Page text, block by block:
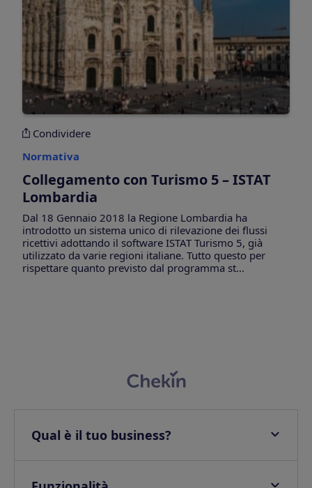
Condividere
Normativa
Collegamento con Turismo 5 – ISTAT
Lombardia
Dal 18 Gennaio 2018 la Regione Lombardia ha
introdotto un sistema unico di rilevazione dei flussi
ricettivi adottando il software ISTAT Turismo 5, già
utilizzato da varie regioni italiane. Tutto questo per
rispettare quanto previsto dal programma st...
Qual è il tuo business?
Hotel